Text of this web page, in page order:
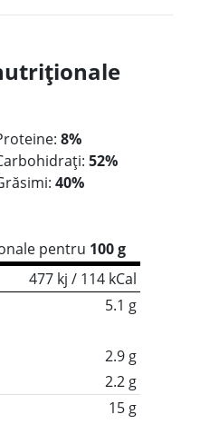
8%
52%
40%
pentru 100 g
477 kj / 114 kCal
5.1 g
2.9 g
2.2 g
15 g